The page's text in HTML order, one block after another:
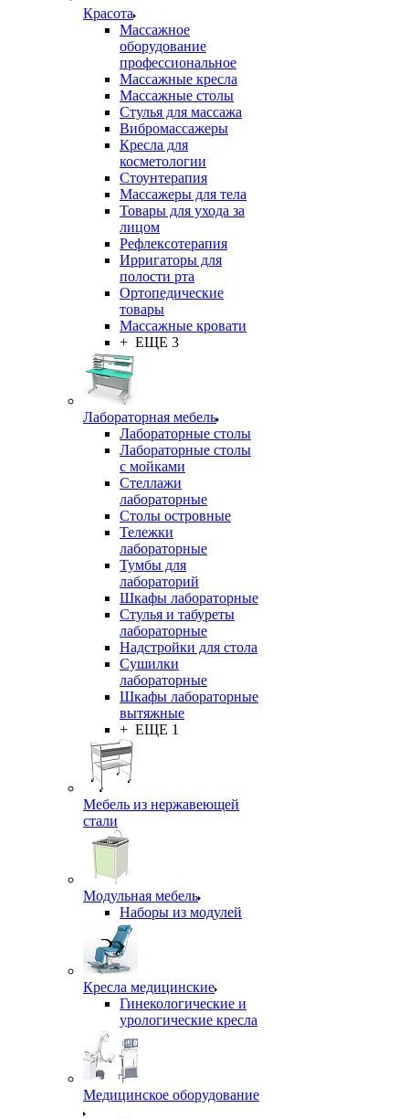
Красота
Массажное
оборудование
профессиональное
Массажные кресла
Массажные столы
Стулья для массажа
Вибромассажеры
Кресла для
косметологии
Стоунтерапия
Массажеры для тела
Товары для ухода за
лицом
Рефлексотерапия
Ирригаторы для
полости рта
Ортопедические
товары
Массажные кровати
+ ЕЩЕ 3
Лабораторная мебель
Лабораторные столы
Лабораторные столы
с мойками
Стеллажи
лабораторные
Столы островные
Тележки
лабораторные
Тумбы для
лабораторий
Шкафы лабораторные
Стулья и табуреты
лабораторные
Надстройки для стола
Сушилки
лабораторные
Шкафы лабораторные
вытяжные
+ ЕЩЕ 1
Мебель из нержавеющей
стали
Модульная мебель
Наборы из модулей
Кресла медицинские
Гинекологические и
урологические кресла
Медицинское оборудование